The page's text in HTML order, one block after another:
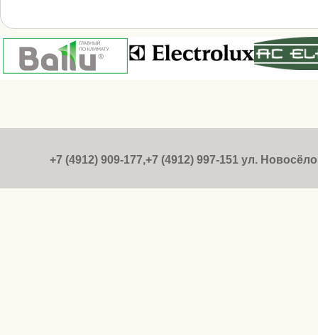
+7 (4912) 909-177,+7 (4912) 997-151 ул.